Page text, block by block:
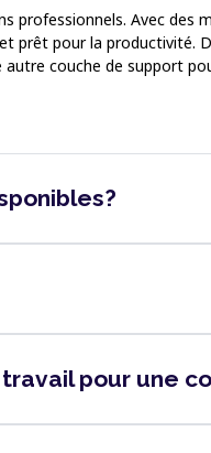
professionnels. Avec des
prêt pour la productivité.
couche de support
pour une